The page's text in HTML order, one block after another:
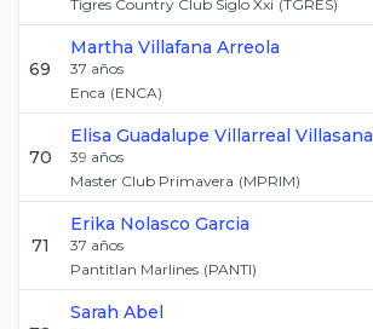
Tigres Country Club Siglo Xxi (TGRES)
69
Martha Villafana Arreola
37 años
Enca (ENCA)
70
Elisa Guadalupe Villarreal Villasana
39 años
Master Club Primavera (MPRIM)
71
Erika Nolasco Garcia
37 años
Pantitlan Marlines (PANTI)
Sarah Abel